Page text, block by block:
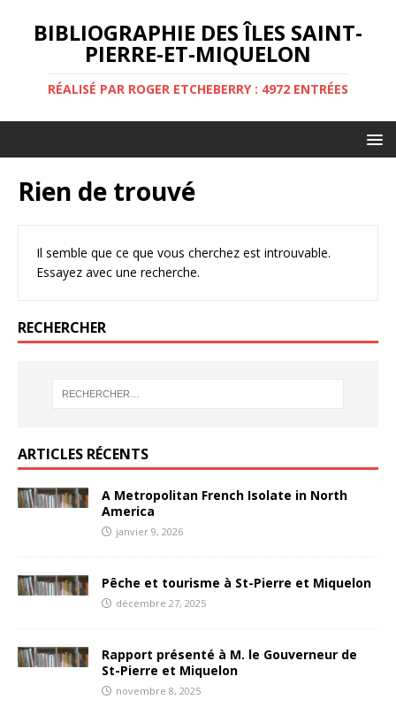
BIBLIOGRAPHIE DES ÎLES SAINT-
PIERRE-ET-MIQUELON
RÉALISÉ PAR ROGER ETCHEBERRY : 4972 ENTRÉES
Rien de trouvé
Il semble que ce que vous cherchez est introuvable.
Essayez avec une recherche.
RECHERCHER
ARTICLES RÉCENTS
A Metropolitan French Isolate in North
America
janvier 9, 2026
Pêche et tourisme à St-Pierre et Miquelon
décembre 27, 2025
Rapport présenté à M. le Gouverneur de
St-Pierre et Miquelon
novembre 8, 2025